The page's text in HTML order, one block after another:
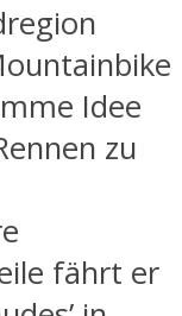
Idee
zu
fährt er